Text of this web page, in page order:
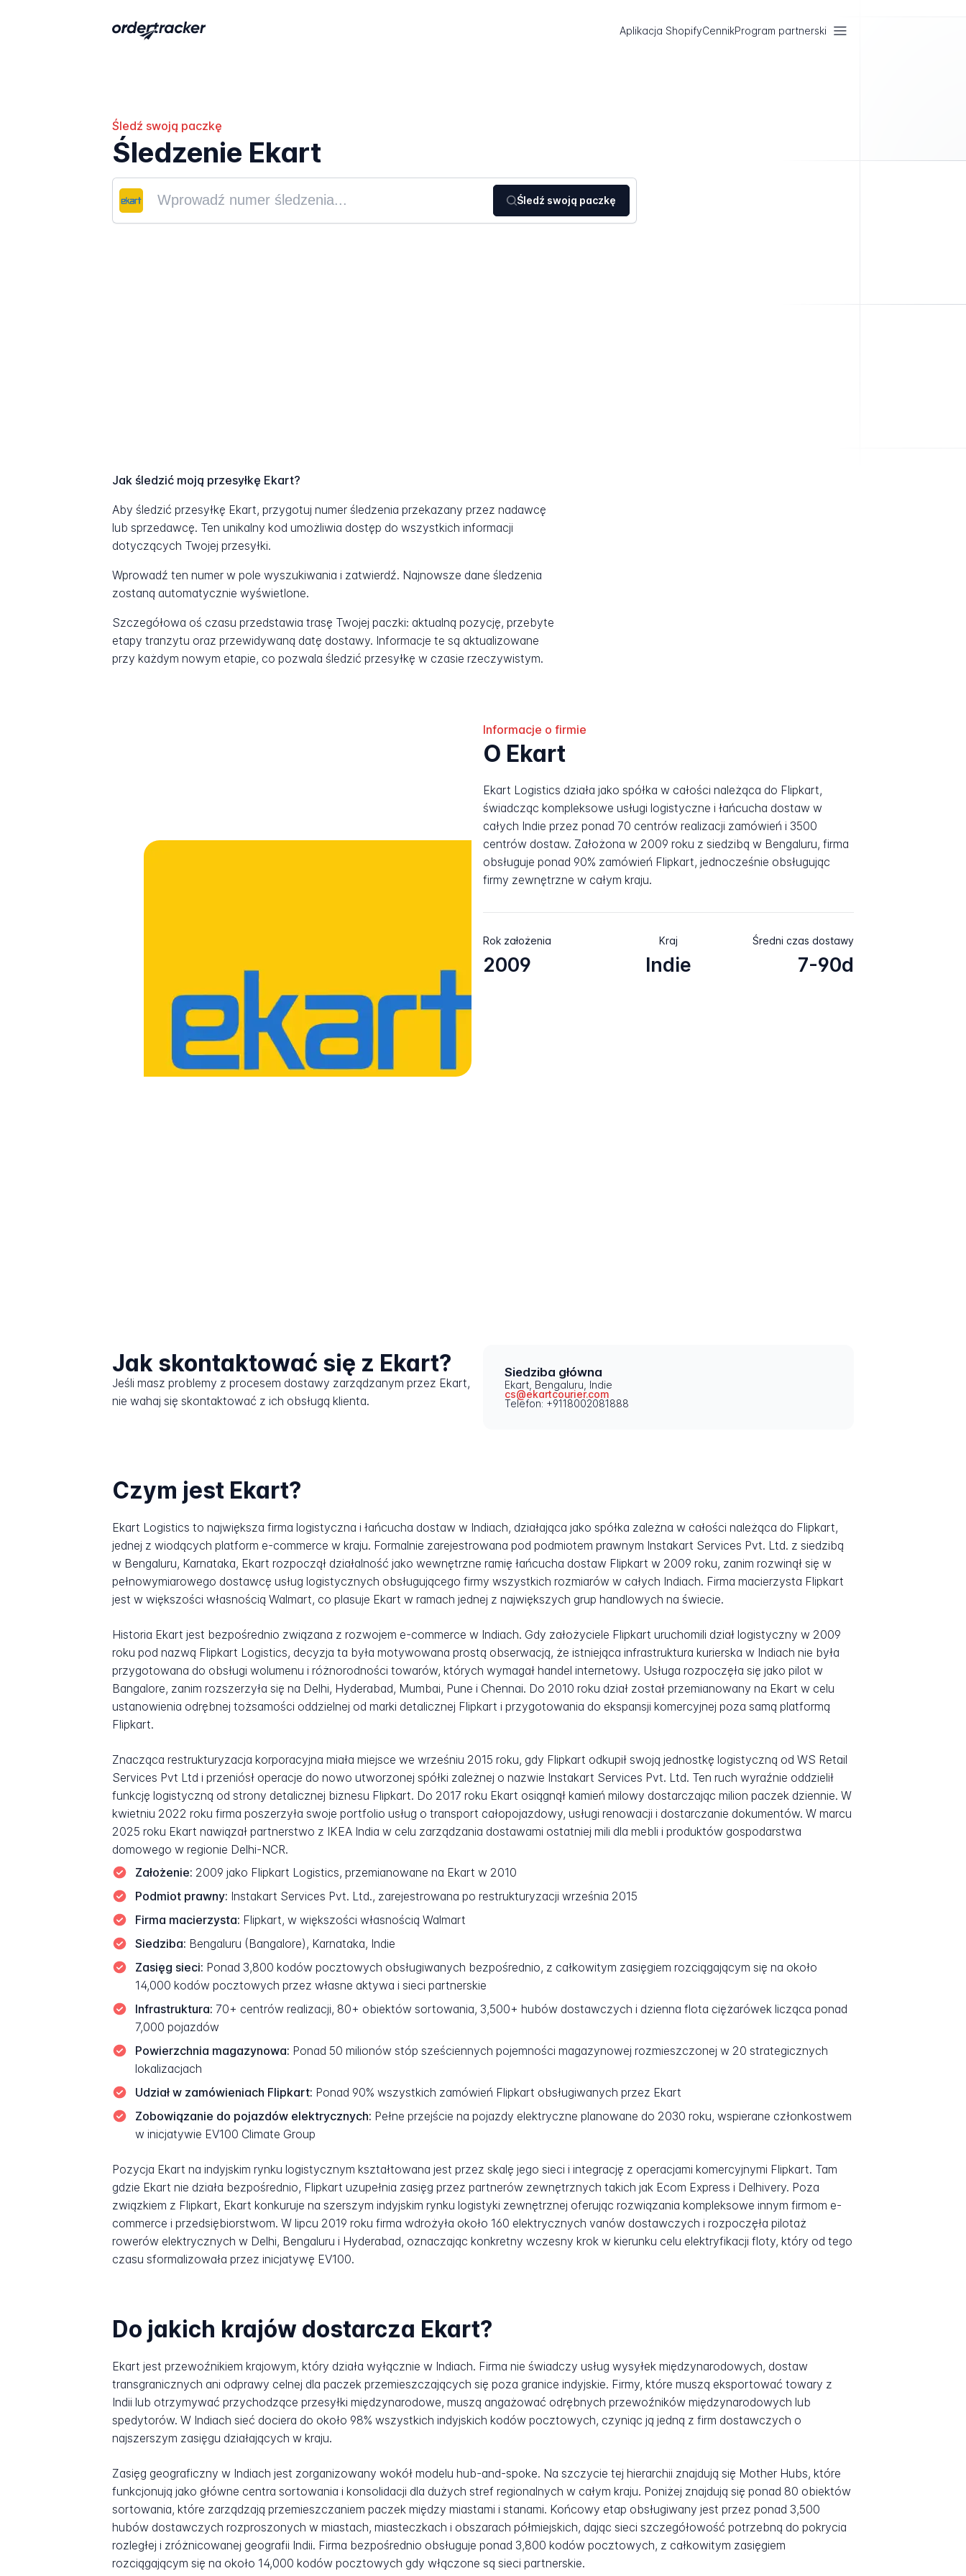
Aplikacja ShopifyCennikProgram partnerski
Śledź swoją paczkę
Śledzenie Ekart
Śledź swoją paczkę
Jak śledzić moją przesyłkę Ekart?
Aby śledzić przesyłkę Ekart, przygotuj numer śledzenia przekazany przez nadawcę
lub sprzedawcę. Ten unikalny kod umożliwia dostęp do wszystkich informacji
dotyczących Twojej przesyłki.
Wprowadź ten numer w pole wyszukiwania i zatwierdź. Najnowsze dane śledzenia
zostaną automatycznie wyświetlone.
Szczegółowa oś czasu przedstawia trasę Twojej paczki: aktualną pozycję, przebyte
etapy tranzytu oraz przewidywaną datę dostawy. Informacje te są aktualizowane
przy każdym nowym etapie, co pozwala śledzić przesyłkę w czasie rzeczywistym.
Informacje o firmie
O Ekart
Ekart Logistics działa jako spółka w całości należąca do Flipkart,
świadcząc kompleksowe usługi logistyczne i łańcucha dostaw w
całych Indie przez ponad 70 centrów realizacji zamówień i 3500
centrów dostaw. Założona w 2009 roku z siedzibą w Bengaluru, firma
obsługuje ponad 90% zamówień Flipkart, jednocześnie obsługując
firmy zewnętrzne w całym kraju.
Rok założenia
2009
Kraj
Indie
Średni czas dostawy
7-90d
Jak skontaktować się z Ekart?
Jeśli masz problemy z procesem dostawy zarządzanym przez Ekart,
nie wahaj się skontaktować z ich obsługą klienta.
Siedziba główna
Ekart, Bengaluru, Indie
cs@ekartcourier.com
Telefon: +9118002081888
Czym jest Ekart?
Ekart Logistics to największa firma logistyczna i łańcucha dostaw w Indiach, działająca jako spółka zależna w całości należąca do Flipkart,
jednej z wiodących platform e-commerce w kraju. Formalnie zarejestrowana pod podmiotem prawnym Instakart Services Pvt. Ltd. z siedzibą
w Bengaluru, Karnataka, Ekart rozpoczął działalność jako wewnętrzne ramię łańcucha dostaw Flipkart w 2009 roku, zanim rozwinął się w
pełnowymiarowego dostawcę usług logistycznych obsługującego firmy wszystkich rozmiarów w całych Indiach. Firma macierzysta Flipkart
jest w większości własnością Walmart, co plasuje Ekart w ramach jednej z największych grup handlowych na świecie.
Historia Ekart jest bezpośrednio związana z rozwojem e-commerce w Indiach. Gdy założyciele Flipkart uruchomili dział logistyczny w 2009
roku pod nazwą Flipkart Logistics, decyzja ta była motywowana prostą obserwacją, że istniejąca infrastruktura kurierska w Indiach nie była
przygotowana do obsługi wolumenu i różnorodności towarów, których wymagał handel internetowy. Usługa rozpoczęła się jako pilot w
Bangalore, zanim rozszerzyła się na Delhi, Hyderabad, Mumbai, Pune i Chennai. Do 2010 roku dział został przemianowany na Ekart w celu
ustanowienia odrębnej tożsamości oddzielnej od marki detalicznej Flipkart i przygotowania do ekspansji komercyjnej poza samą platformą
Flipkart.
Znacząca restrukturyzacja korporacyjna miała miejsce we wrześniu 2015 roku, gdy Flipkart odkupił swoją jednostkę logistyczną od WS Retail
Services Pvt Ltd i przeniósł operacje do nowo utworzonej spółki zależnej o nazwie Instakart Services Pvt. Ltd. Ten ruch wyraźnie oddzielił
funkcję logistyczną od strony detalicznej biznesu Flipkart. Do 2017 roku Ekart osiągnął kamień milowy dostarczając milion paczek dziennie. W
kwietniu 2022 roku firma poszerzyła swoje portfolio usług o transport całopojazdowy, usługi renowacji i dostarczanie dokumentów. W marcu
2025 roku Ekart nawiązał partnerstwo z IKEA India w celu zarządzania dostawami ostatniej mili dla mebli i produktów gospodarstwa
domowego w regionie Delhi-NCR.
Założenie: 2009 jako Flipkart Logistics, przemianowane na Ekart w 2010
Podmiot prawny: Instakart Services Pvt. Ltd., zarejestrowana po restrukturyzacji września 2015
Firma macierzysta: Flipkart, w większości własnością Walmart
Siedziba: Bengaluru (Bangalore), Karnataka, Indie
Zasięg sieci: Ponad 3,800 kodów pocztowych obsługiwanych bezpośrednio, z całkowitym zasięgiem rozciągającym się na około
14,000 kodów pocztowych przez własne aktywa i sieci partnerskie
Infrastruktura: 70+ centrów realizacji, 80+ obiektów sortowania, 3,500+ hubów dostawczych i dzienna flota ciężarówek licząca ponad
7,000 pojazdów
Powierzchnia magazynowa: Ponad 50 milionów stóp sześciennych pojemności magazynowej rozmieszczonej w 20 strategicznych
lokalizacjach
Udział w zamówieniach Flipkart: Ponad 90% wszystkich zamówień Flipkart obsługiwanych przez Ekart
Zobowiązanie do pojazdów elektrycznych: Pełne przejście na pojazdy elektryczne planowane do 2030 roku, wspierane członkostwem
w inicjatywie EV100 Climate Group
Pozycja Ekart na indyjskim rynku logistycznym kształtowana jest przez skalę jego sieci i integrację z operacjami komercyjnymi Flipkart. Tam
gdzie Ekart nie działa bezpośrednio, Flipkart uzupełnia zasięg przez partnerów zewnętrznych takich jak Ecom Express i Delhivery. Poza
związkiem z Flipkart, Ekart konkuruje na szerszym indyjskim rynku logistyki zewnętrznej oferując rozwiązania kompleksowe innym firmom e-
commerce i przedsiębiorstwom. W lipcu 2019 roku firma wdrożyła około 160 elektrycznych vanów dostawczych i rozpoczęła pilotaż
rowerów elektrycznych w Delhi, Bengaluru i Hyderabad, oznaczając konkretny wczesny krok w kierunku celu elektryfikacji floty, który od tego
czasu sformalizowała przez inicjatywę EV100.
Do jakich krajów dostarcza Ekart?
Ekart jest przewoźnikiem krajowym, który działa wyłącznie w Indiach. Firma nie świadczy usług wysyłek międzynarodowych, dostaw
transgranicznych ani odprawy celnej dla paczek przemieszczających się poza granice indyjskie. Firmy, które muszą eksportować towary z
Indii lub otrzymywać przychodzące przesyłki międzynarodowe, muszą angażować odrębnych przewoźników międzynarodowych lub
spedytorów. W Indiach sieć dociera do około 98% wszystkich indyjskich kodów pocztowych, czyniąc ją jedną z firm dostawczych o
najszerszym zasięgu działających w kraju.
Zasięg geograficzny w Indiach jest zorganizowany wokół modelu hub-and-spoke. Na szczycie tej hierarchii znajdują się Mother Hubs, które
funkcjonują jako główne centra sortowania i konsolidacji dla dużych stref regionalnych w całym kraju. Poniżej znajdują się ponad 80 obiektów
sortowania, które zarządzają przemieszczaniem paczek między miastami i stanami. Końcowy etap obsługiwany jest przez ponad 3,500
hubów dostawczych rozproszonych w miastach, miasteczkach i obszarach półmiejskich, dając sieci szczegółowość potrzebną do pokrycia
rozległej i zróżnicowanej geografii Indii. Firma bezpośrednio obsługuje ponad 3,800 kodów pocztowych, z całkowitym zasięgiem
rozciągającym się na około 14,000 kodów pocztowych gdy włączone są sieci partnerskie.